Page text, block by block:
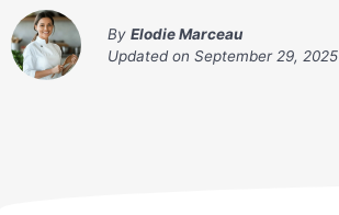
By Elodie Marceau
Updated on September 29, 2025